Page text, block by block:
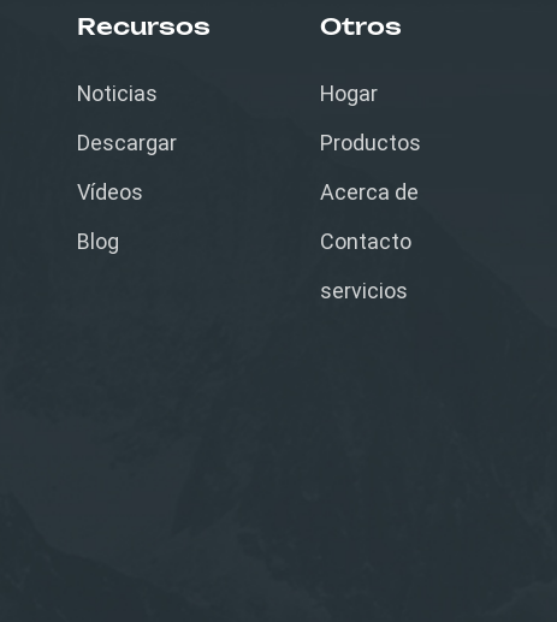
Recursos
Noticias
Descargar
Vídeos
Blog
Otros
Hogar
Productos
Acerca de
Contacto
servicios